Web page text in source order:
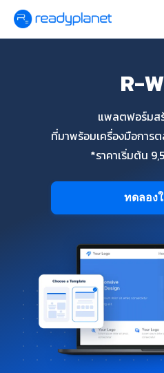
R-
แพลตฟอร์มส
ที่มาพร้อมเครื่องมือกา
*ราคาเริ่มต้น
ทดลอง